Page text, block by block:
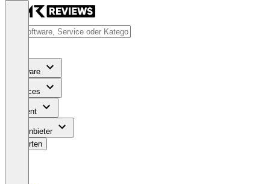
Software
Services
Content
Für Anbieter
Bewerten